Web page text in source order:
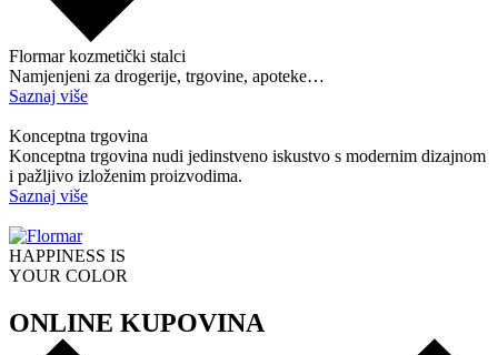
Flormar kozmetički stalci
Namjenjeni za drogerije, trgovine, apoteke…
Saznaj više
Konceptna trgovina
Konceptna trgovina nudi jedinstveno iskustvo s modernim dizajnom
i pažljivo izloženim proizvodima.
Saznaj više
HAPPINESS IS
YOUR COLOR
ONLINE KUPOVINA